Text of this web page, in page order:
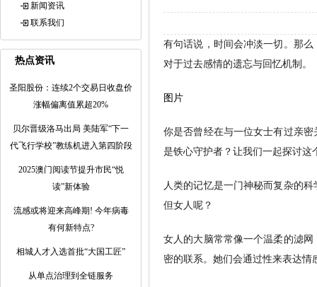
新闻资讯
联系我们
热点资讯
圣阳股份：连续2个交易日收盘价
涨幅偏离值累超20%
贝尔晋级洛马出局 美陆军“下一
代飞行学校”教练机进入第四阶段
2025澳门阅读节提升市民“悦
读”新体验
流感或将迎来高峰期! 今年病毒
有何新特点?
相城人才入选首批“大国工匠”
从单点治理到全链服务
有句话说，时间会冲淡一切。那
对于过去感情的遗忘与回忆机制。
图片
你是否曾经在与一位女士有过亲
是铁心守护者？让我们一起探讨这
人类的记忆是一门神秘而复杂的
但女人呢？
女人的大脑常常像一个温柔的滤
密的联系。她们会通过性来表达